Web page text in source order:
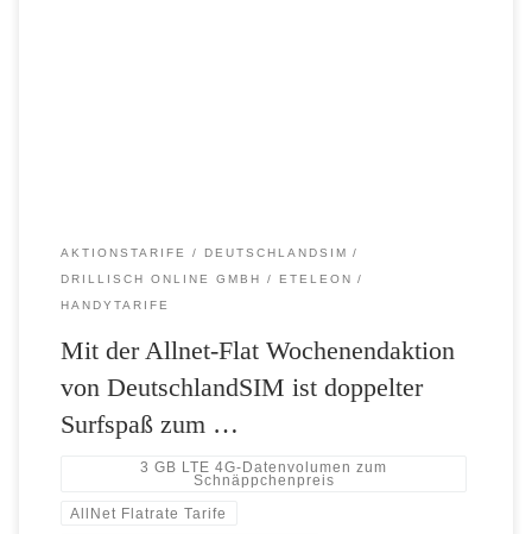
AKTIONSTARIFE
DEUTSCHLANDSIM
DRILLISCH ONLINE GMBH
ETELEON
HANDYTARIFE
Mit der Allnet-Flat Wochenendaktion
von DeutschlandSIM ist doppelter
Surfspaß zum …
3 GB LTE 4G-Datenvolumen zum
Schnäppchenpreis
AllNet Flatrate Tarife